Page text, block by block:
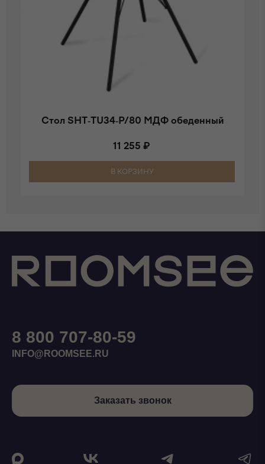
Стол SHT-TU34-P/80 МДФ обеденный
11 255 ₽
В КОРЗИНУ
8 800 707-80-59
INFO@ROOMSEE.RU
Заказать звонок